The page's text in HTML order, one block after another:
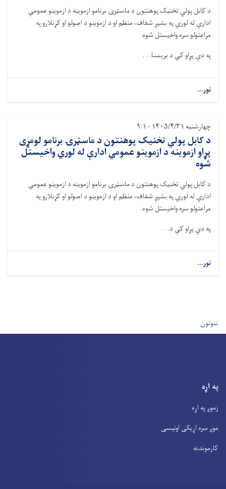
د کابل پولي‌ تخنيک پوهنتون د ماسټرۍ برنامو ازموینه د ازموينو عمومي
ادارې له لوري په بشپړ شفاف، منظم او د ازموينو د اصولو او کړنلارو په
مراعتولو سره واخيستل شوه.
په دې پړاو کې د برېښنا. . .
نور...
چهارشنبه ۱۴۰۵/۴/۳۱ - ۹:۱
د کابل پولي ‌تخنيک پوهنتون د ماسټرۍ برنامو لومړی
پړاو ازموینه د ازموينو عمومي ادارې له لوري واخيستل
شوه
د کابل پولي‌ تخنيک پوهنتون د ماسټرۍ برنامو ازموینه د ازموينو عمومي
ادارې له لوري په بشپړ شفاف، منظم او د ازموينو د اصولو او کړنلارو په
مراعتولو سره واخيستل شوه.
په دې پړاو کې د. . .
نور...
User account menu
ننوتون
په اړه
زموږ په اړه
موږ سره اړیکی اونیسی
کارموندنه